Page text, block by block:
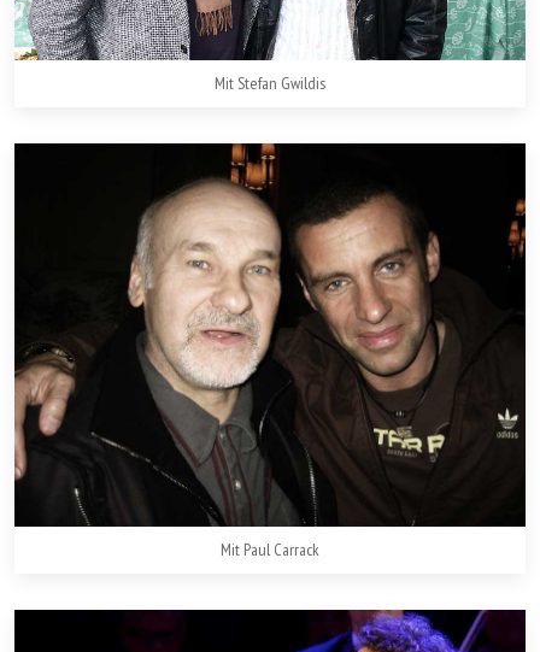
Mit Stefan Gwildis
Mit Paul Carrack